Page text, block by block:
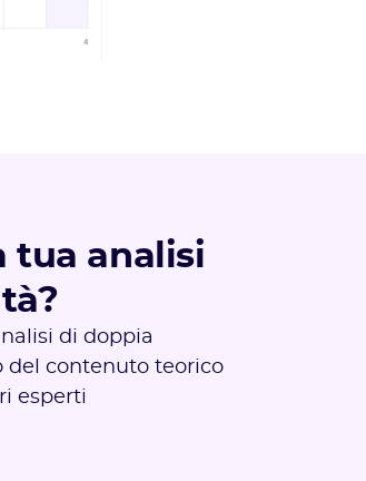
tua analisi
di doppia
del contenuto teorico
esperti